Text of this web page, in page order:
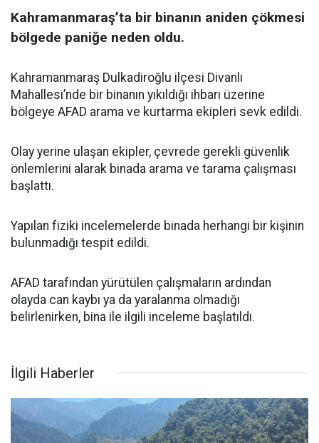
Kahramanmaraş’ta bir binanın aniden çökmesi
bölgede paniğe neden oldu.
Kahramanmaraş Dulkadiroğlu ilçesi Divanlı
Mahallesi’nde bir binanın yıkıldığı ihbarı üzerine
bölgeye AFAD arama ve kurtarma ekipleri sevk edildi.
Olay yerine ulaşan ekipler, çevrede gerekli güvenlik
önlemlerini alarak binada arama ve tarama çalışması
başlattı.
Yapılan fiziki incelemelerde binada herhangi bir kişinin
bulunmadığı tespit edildi.
AFAD tarafından yürütülen çalışmaların ardından
olayda can kaybı ya da yaralanma olmadığı
belirlenirken, bina ile ilgili inceleme başlatıldı.
İlgili Haberler